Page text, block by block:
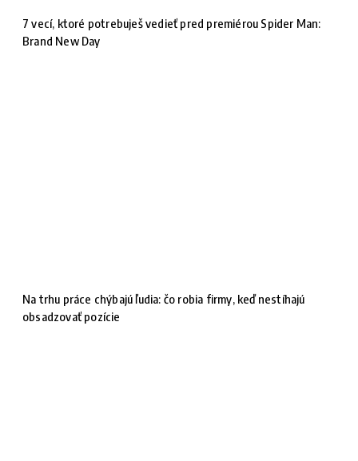
7 vecí, ktoré potrebuješ vedieť pred premiérou Spider Man:
Brand New Day
Na trhu práce chýbajú ľudia: čo robia firmy, keď nestíhajú
obsadzovať pozície